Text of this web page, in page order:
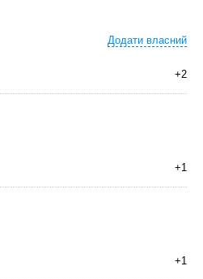
Додати власний
+2
+1
+1